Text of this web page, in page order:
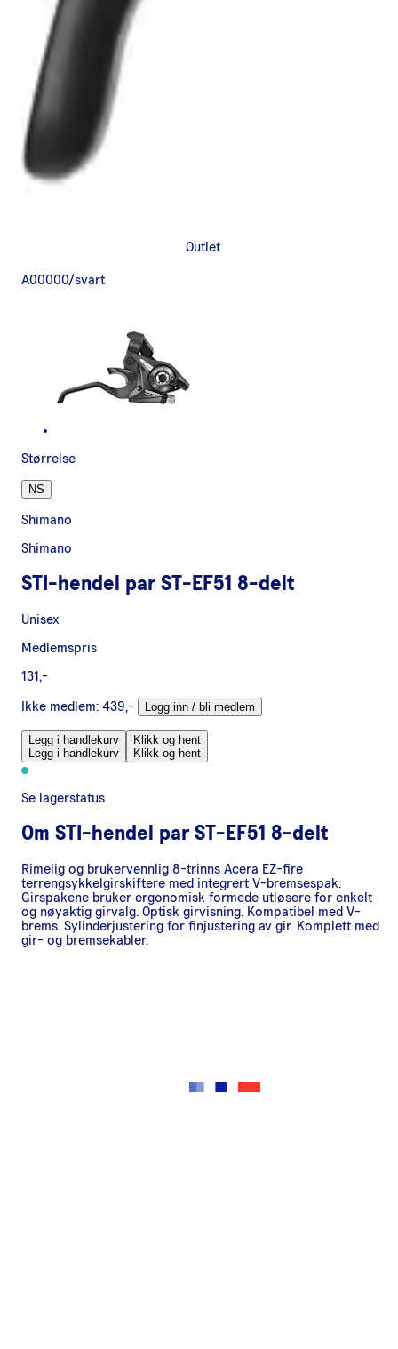
Outlet
A00000/svart
Størrelse
NS
Shimano
Shimano
STI-hendel par ST-EF51 8-delt
Unisex
Medlemspris
131,-
Ikke medlem: 439,- Logg inn / bli medlem
Legg i handlekurv
Legg i handlekurv
Klikk og hent
Klikk og hent
Se lagerstatus
Om STI-hendel par ST-EF51 8-delt
Rimelig og brukervennlig 8-trinns Acera EZ-fire
terrengsykkelgirskiftere med integrert V-bremsespak.
Girspakene bruker ergonomisk formede utløsere for enkelt
og nøyaktig girvalg. Optisk girvisning. Kompatibel med V-
brems. Sylinderjustering for finjustering av gir. Komplett med
gir- og bremsekabler.